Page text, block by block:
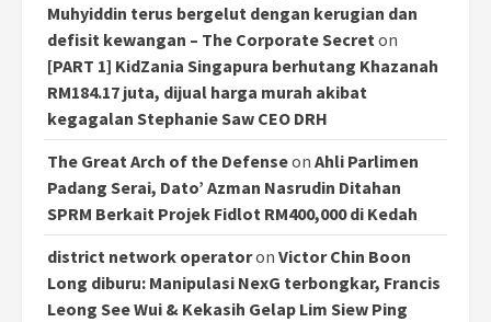
Muhyiddin terus bergelut dengan kerugian dan
defisit kewangan – The Corporate Secreton
[PART 1] KidZania Singapura berhutang Khazanah
RM184.17 juta, dijual harga murah akibat
kegagalan Stephanie Saw CEO DRH
The Great Arch of the Defenseon Ahli Parlimen
Padang Serai, Dato’ Azman Nasrudin Ditahan
SPRM Berkait Projek Fidlot RM400,000 di Kedah
district network operatoron Victor Chin Boon
Long diburu: Manipulasi NexG terbongkar, Francis
Leong See Wui & Kekasih Gelap Lim Siew Ping